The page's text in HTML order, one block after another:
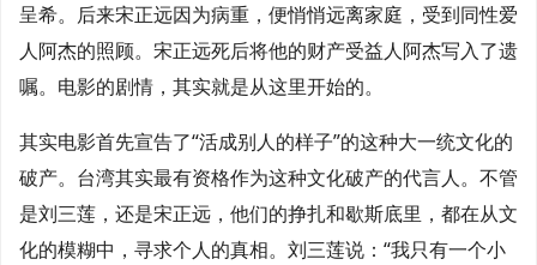
呈希。后来宋正远因为病重，便悄悄远离家庭，受到同性爱
人阿杰的照顾。宋正远死后将他的财产受益人阿杰写入了遗
嘱。电影的剧情，其实就是从这里开始的。
其实电影首先宣告了“活成别人的样子”的这种大一统文化的
破产。台湾其实最有资格作为这种文化破产的代言人。不管
是刘三莲，还是宋正远，他们的挣扎和歇斯底里，都在从文
化的模糊中，寻求个人的真相。刘三莲说：“我只有一个小